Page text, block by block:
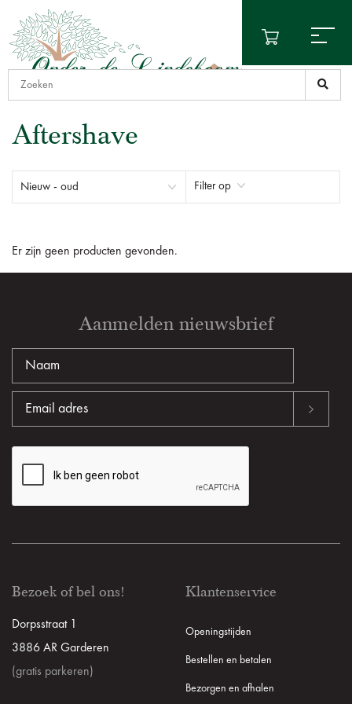
Aftershave
Filter op
Er zijn geen producten gevonden.
Aanmelden nieuwsbrief
Bezoek of bel ons!
Dorpsstraat 1
3886 AR Garderen
(gratis parkeren)
Klantenservice
Openingstijden
Bestellen en betalen
Bezorgen en afhalen